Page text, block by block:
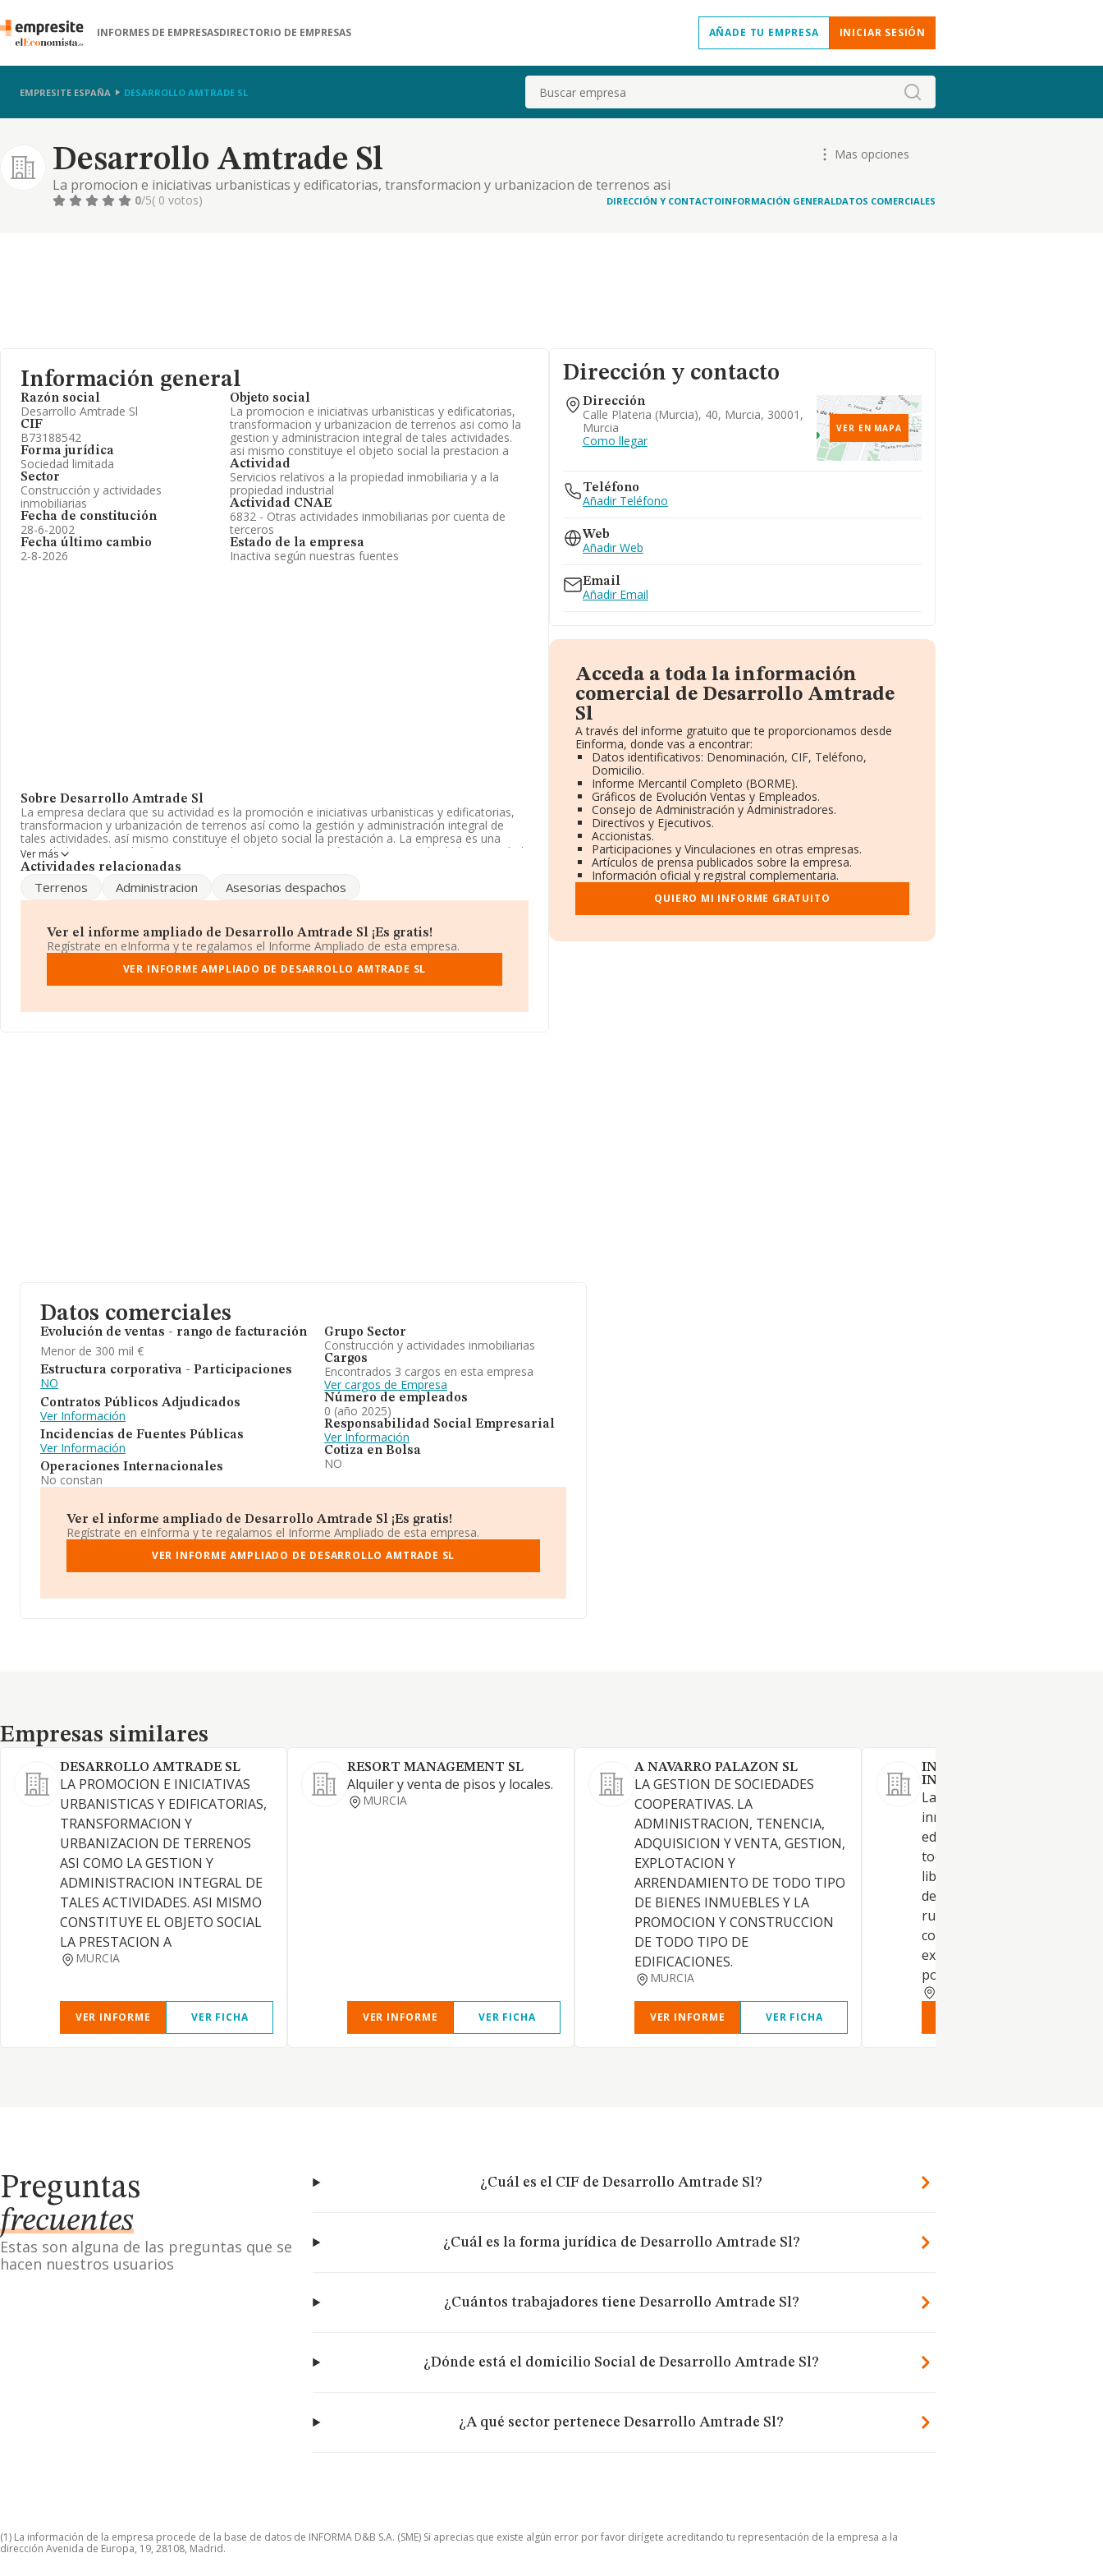
INFORMES DE EMPRESASDIRECTORIO DE EMPRESAS AÑADE TU EMPRESA INICIAR SESIÓN
EMPRESITE ESPAÑA DESARROLLO AMTRADE SL Buscar
Desarrollo Amtrade Sl
La promocion e iniciativas urbanisticas y edificatorias, transformacion y urbanizacion de terrenos asi
como la gestion y administracion integral de tales actividades. asi mismo constituye el objeto social la
Mas opciones
0/5( 0 votos) DIRECCIÓN Y CONTACTOINFORMACIÓN GENERALDATOS COMERCIALES
Información general
Razón social
Desarrollo Amtrade Sl
CIF
B73188542
Forma jurídica
Sociedad limitada
Sector
Construcción y actividades
inmobiliarias
Fecha de constitución
28-6-2002
Fecha último cambio
2-8-2026
Objeto social
La promocion e iniciativas urbanisticas y edificatorias,
transformacion y urbanizacion de terrenos asi como la
gestion y administracion integral de tales actividades.
asi mismo constituye el objeto social la prestacion a
Actividad
Servicios relativos a la propiedad inmobiliaria y a la
propiedad industrial
Actividad CNAE
6832 - Otras actividades inmobiliarias por cuenta de
terceros
Estado de la empresa
Inactiva según nuestras fuentes
Sobre Desarrollo Amtrade Sl
La empresa declara que su actividad es la promoción e iniciativas urbanisticas y edificatorias,
transformacion y urbanización de terrenos así como la gestión y administración integral de
tales actividades. así mismo constituye el objeto social la prestación a. La empresa es una
Sociedad Limitada. Clasifica su actividad CNAE como 'Gestión y administración de la propiedad
inmobiliaria', código 6832. La empresa no tiene actividad en mercados exteriores.
La empresa Desarrollo Amtrade S.L
, con número de identificación fiscal B73188542, se
encuentra en Calle Plateria (murcia) núm. 40, (30001), en el municipio de Murcia, Murcia.
Con los datos a disposición de INFORMA sobre 37.172 empresas pertenecientes al sector, en
el ámbito nacional la facturación alcanza la cifra de 5.961 millones de euros y la media entre
todas las compañías es de 160 mil euros de ventas en 2025, encontrándose la facturación de
la empresa por encima del promedio. En cuanto a la información relativa a la provincia de
Murcia, en la base de datos de INFORMA aparecen 889 empresas, con ventas en el año 2025
media de antigüedad desde la constitución es de 16 años. La media de empleados de las
Ver más
Actividades relacionadas
Terrenos Administracion Asesorias despachos
Ver el informe ampliado de Desarrollo Amtrade Sl ¡Es gratis!
Regístrate en eInforma y te regalamos el Informe Ampliado de esta empresa.
VER INFORME AMPLIADO DE DESARROLLO AMTRADE SL
Dirección y contacto
Dirección
Calle Plateria (murcia), 40, Murcia, 30001,
Murcia
Como llegar
VER EN MAPA
Teléfono
Añadir Teléfono
Web
Añadir Web
Email
Añadir Email
Acceda a toda la información
comercial de Desarrollo Amtrade
Sl
A través del informe gratuito que te proporcionamos desde
Einforma, donde vas a encontrar:
Datos identificativos: Denominación, CIF, Teléfono,
Domicilio.
Informe Mercantil Completo (BORME).
Gráficos de Evolución Ventas y Empleados.
Consejo de Administración y Administradores.
Directivos y Ejecutivos.
Accionistas.
Participaciones y Vinculaciones en otras empresas.
Artículos de prensa publicados sobre la empresa.
Información oficial y registral complementaria.
QUIERO MI INFORME GRATUITO
Datos comerciales
Evolución de ventas - rango de facturación
Menor de 300 mil €
Estructura corporativa - Participaciones
NO
Contratos Públicos Adjudicados
Ver Información
Incidencias de Fuentes Públicas
Ver Información
Operaciones Internacionales
No constan
Grupo Sector
Construcción y actividades inmobiliarias
Cargos
Encontrados 3 cargos en esta empresa
Ver cargos de Empresa
Número de empleados
0 (año 2025)
Responsabilidad Social Empresarial
Ver Información
Cotiza en Bolsa
NO
Ver el informe ampliado de Desarrollo Amtrade Sl ¡Es gratis!
Regístrate en eInforma y te regalamos el Informe Ampliado de esta empresa.
VER INFORME AMPLIADO DE DESARROLLO AMTRADE SL
Empresas similares
Empresas similares
DESARROLLO AMTRADE SL
LA PROMOCION E INICIATIVAS
URBANISTICAS Y EDIFICATORIAS,
TRANSFORMACION Y
URBANIZACION DE TERRENOS
ASI COMO LA GESTION Y
ADMINISTRACION INTEGRAL DE
TALES ACTIVIDADES. ASI MISMO
CONSTITUYE EL OBJETO SOCIAL
LA PRESTACION A
MURCIA
VER INFORME VER FICHA
RESORT MANAGEMENT SL
Alquiler y venta de pisos y locales.
MURCIA
VER INFORME VER FICHA
A NAVARRO PALAZON SL
LA GESTION DE SOCIEDADES
COOPERATIVAS. LA
ADMINISTRACION, TENENCIA,
ADQUISICION Y VENTA, GESTION,
EXPLOTACION Y
ARRENDAMIENTO DE TODO TIPO
DE BIENES INMUEBLES Y LA
PROMOCION Y CONSTRUCCION
DE TODO TIPO DE
EDIFICACIONES.
MURCIA
VER INFORME VER FICHA
INVERSIONES
INPROE SOCIEDAD
La intermediacion en la
inmobiliaria de terrenos y
edificaciones. La
toda clase de edificaciones,
libres como de proteccion
de terrenos y solares,
rusticos para su
construccion, venta y/ o
explotacion por
por cualquier ot.
Preguntas
frecuentes
Estas son alguna de las preguntas que se
hacen nuestros usuarios
¿Cuál es el CIF de Desarrollo Amtrade Sl?
¿Cuál es la forma jurídica de Desarrollo Amtrade Sl?
¿Cuántos trabajadores tiene Desarrollo Amtrade Sl?
¿Dónde está el domicilio Social de Desarrollo Amtrade Sl?
¿A qué sector pertenece Desarrollo Amtrade Sl?
(1) La información de la empresa procede de la base de datos de INFORMA D&B S.A. (SME) Si aprecias que existe algún error por favor dirígete acreditando tu representación de la empresa a la
dirección Avenida de Europa, 19, 28108, Madrid.